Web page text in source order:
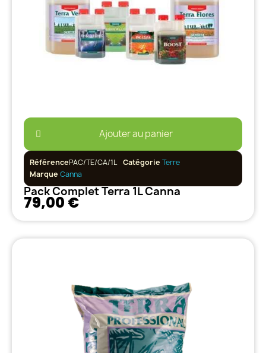
Ajouter au panier
RéférencePAC/TE/CA/1L Catégorie Terre
Marque Canna
Pack Complet Terra 1L Canna
79,00 €